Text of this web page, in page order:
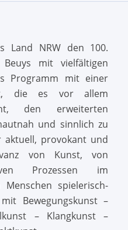
Land NRW den 100.
mit vielfältigen
Programm mit einer
die es vor allem
den erweiterten
und sinnlich zu
aktuell, provokant und
von Kunst, von
Prozessen im
spielerisch-
Bewegungskunst –
– Klangkunst –